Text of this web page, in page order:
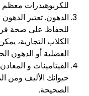
للكربوهيدرات
الدهون. تعتبر
للحفاظ على صحة
الكلاب التجارية،
العضلية أو الدهون
الفيتامينات و
حيوانك الأليف ومن
الصحيحة.